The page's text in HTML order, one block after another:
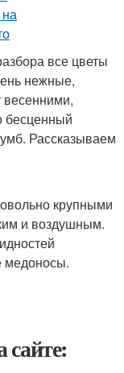
все цветы
нежные,
весенними,
бесценный
Рассказываем
крупными
и воздушным.
медоносы.
сайте: